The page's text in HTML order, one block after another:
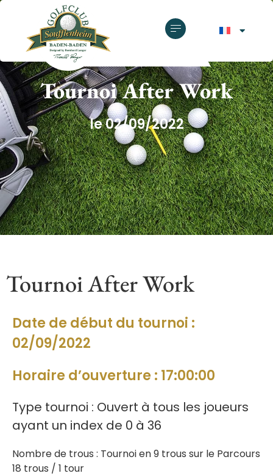
GOLF CLUB SOUFFLENHEIM
Tournoi After Work
le 02/09/2022
Tournoi After Work
Date de début du tournoi :
02/09/2022
Horaire d’ouverture : 17:00:00
Type tournoi : Ouvert à tous les joueurs
ayant un index de 0 à 36
Nombre de trous : Tournoi en 9 trous sur le Parcours
18 trous / 1 tour